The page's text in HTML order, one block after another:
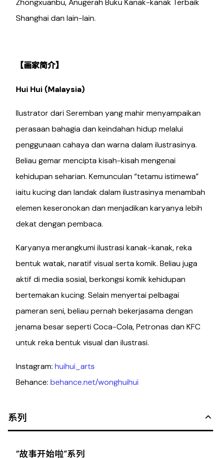
Shanghai dan lain-lain.
【画家简介】
Hui Hui (Malaysia)
Ilustrator dari Seremban yang mahir menyampaikan
perasaan bahagia dan keindahan hidup melalui
penggunaan cahaya dan warna dalam ilustrasinya.
Beliau gemar mencipta kisah-kisah mengenai
kehidupan seharian. Kemunculan “tetamu istimewa”
iaitu kucing dan landak dalam ilustrasinya menambah
elemen keseronokan dan menjadikan karyanya lebih
dekat dengan pembaca.
Karyanya merangkumi ilustrasi kanak-kanak, reka
bentuk watak, naratif visual serta komik. Beliau juga
aktif di media sosial, berkongsi komik kehidupan
bertemakan kucing. Selain menyertai pelbagai
pameran seni, beliau pernah bekerjasama dengan
jenama besar seperti Coca-Cola, Petronas dan KFC
untuk reka bentuk visual dan ilustrasi.
Instagram: huihui_arts
Behance: behance.net/wonghuihui
系列
“故事开始啦”系列